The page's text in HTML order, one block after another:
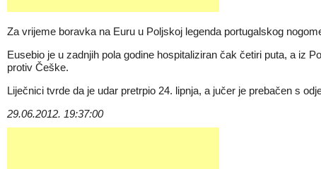
Za vrijeme boravka na Euru u Poljskoj legenda portugalskog
Eusebio je u zadnjih pola godine hospitaliziran čak četiri puta, a iz
protiv Češke.
Liječnici tvrde da je udar pretrpio 24. lipnja, a jučer je prebačen s
29.06.2012. 19:37:00